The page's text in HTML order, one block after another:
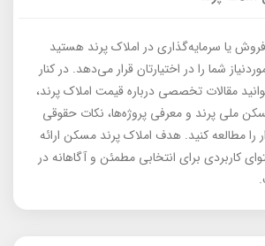
یا سرمایه‌گذاری در املاک پرند هستید
شما را در اختیارتان قرار می‌دهد. در کنار
مقالات تخصصی درباره قیمت املاک پرند،
ملی پرند و معرفی پروژه‌ها، نکات حقوقی
را مطالعه کنید. هدف املاک پرند مسکن ارائه
کاربردی برای انتخابی مطمئن و آگاهانه در